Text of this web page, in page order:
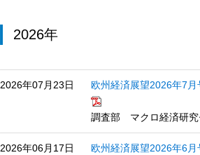
2026年
2026年07月23日 欧州経済展望2026年7月
調査部 マクロ経済研究
2026年06月17日
欧州経済展望2026年6月